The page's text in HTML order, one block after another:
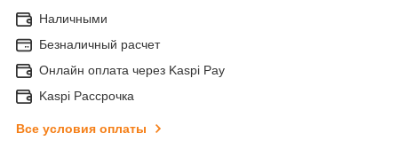
Наличными
Безналичный расчет
Онлайн оплата через Kaspi Pay
Kaspi Рассрочка
Все условия оплаты